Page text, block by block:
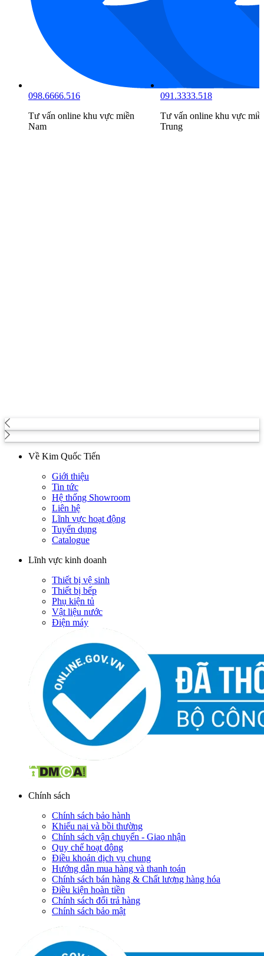
098.6666.516
Tư vấn online khu vực miền
Nam
091.3333.518
Tư vấn online khu vực
Trung
Về Kim Quốc Tiến
Giới thiệu
Tin tức
Hệ thống Showroom
Liên hệ
Lĩnh vực hoạt động
Tuyển dụng
Catalogue
Lĩnh vực kinh doanh
Thiết bị vệ sinh
Thiết bị bếp
Phụ kiện tủ
Vật liệu nước
Điện máy
Chính sách
Chính sách bảo hành
Khiếu nại và bồi thường
Chính sách vận chuyển - Giao nhận
Quy chế hoạt động
Điều khoản dịch vụ chung
Hướng dẫn mua hàng và thanh toán
Chính sách bán hàng & Chất lượng hàng hóa
Điều kiện hoàn tiền
Chính sách đổi trả hàng
Chính sách bảo mật